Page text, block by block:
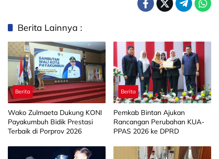
Berita Lainnya :
Berita
Wako Zulmaeta Dukung KONI
Payakumbuh Bidik Prestasi
Terbaik di Porprov 2026
Berita
Pemkab Bintan Ajukan
Rancangan Perubahan KUA-
PPAS 2026 ke DPRD